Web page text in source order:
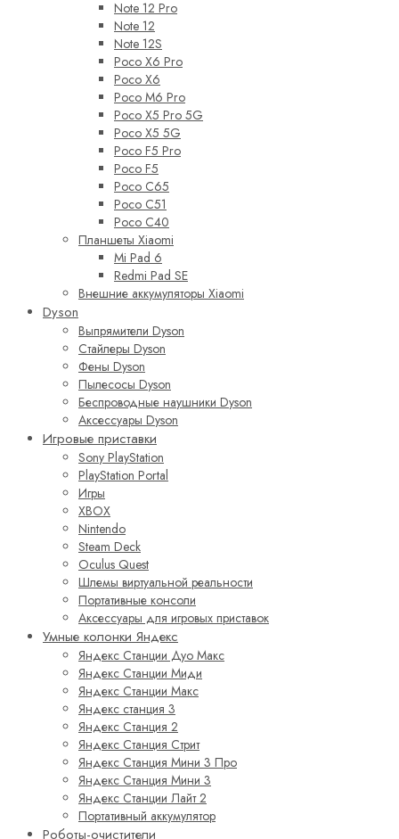
Note 12 Pro
Note 12
Note 12S
Poco X6 Pro
Poco X6
Poco M6 Pro
Poco X5 Pro 5G
Poco X5 5G
Poco F5 Pro
Poco F5
Poco C65
Poco C51
Poco C40
Планшеты Xiaomi
Mi Pad 6
Redmi Pad SE
Внешние аккумуляторы Xiaomi
Dyson
Выпрямители Dyson
Стайлеры Dyson
Фены Dyson
Пылесосы Dyson
Беспроводные наушники Dyson
Аксессуары Dyson
Игровые приставки
Sony PlayStation
PlayStation Portal
Игры
XBOX
Nintendo
Steam Deck
Oculus Quest
Шлемы виртуальной реальности
Портативные консоли
Аксессуары для игровых приставок
Умные колонки Яндекс
Яндекс Станции Дуо Макс
Яндекс Станции Миди
Яндекс Станции Макс
Яндекс станция 3
Яндекс Станция 2
Яндекс Станция Стрит
Яндекс Станция Мини 3 Про
Яндекс Станция Мини 3
Яндекс Станции Лайт 2
Портативный аккумулятор
Роботы-очистители